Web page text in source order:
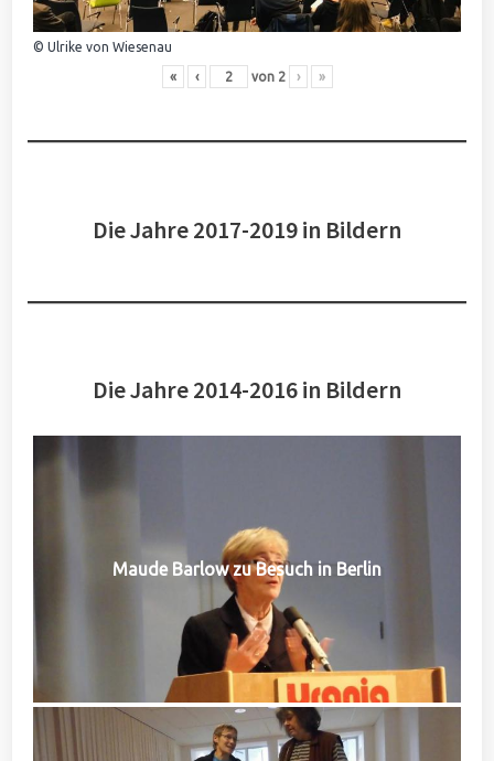
© Ulrike von Wiesenau
« ‹ von 2 › »
Die Jahre 2017-2019 in Bildern
Die Jahre 2014-2016 in Bildern
Maude Barlow zu Besuch in Berlin